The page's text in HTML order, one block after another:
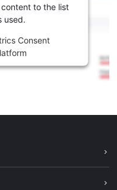
to the list
Consent